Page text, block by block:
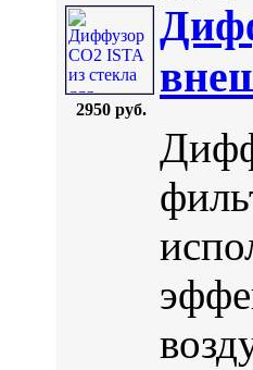
2950 руб.